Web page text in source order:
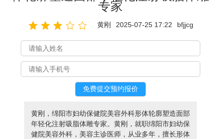
专家
黄刚 2025-07-25 17:22 bfjjcg
黄刚，绵阳市妇幼保健院美容外科形体轮廓塑造面部
年轻化注射吸脂体雕专家。黄刚，就职绵阳市妇幼保
健院美容外科，美容主诊医师，从业多年，擅长形体